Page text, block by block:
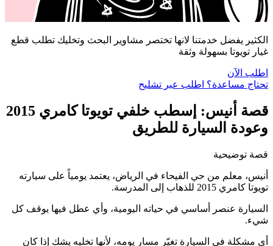
الكثير يفضل خدمتنا لانها تختصر مشاوير البحث وتخليك تطلب قطع
غيار تويوتا بسهولة وثقة
اطلب الآن
تحتاج مساعدة؟ اطلب عبر تشليح
قصة أنيس: إسطب خلفي تويوتا كامري 2015
وعودة السيارة للطريق
قصة توضيحية
أنيس، معلم من حي الفيحاء في الرياض، يعتمد يومياً على سيارته
تويوتا كامري 2015 للذهاب إلى المدرسة.
السيارة عنصر أساسي في حياته اليومية، وأي عطل فيها يوقف كل
شيء.
أي مشكلة في السيارة تغيّر مسار يومه، لأنها تخليه يشك إذا كان